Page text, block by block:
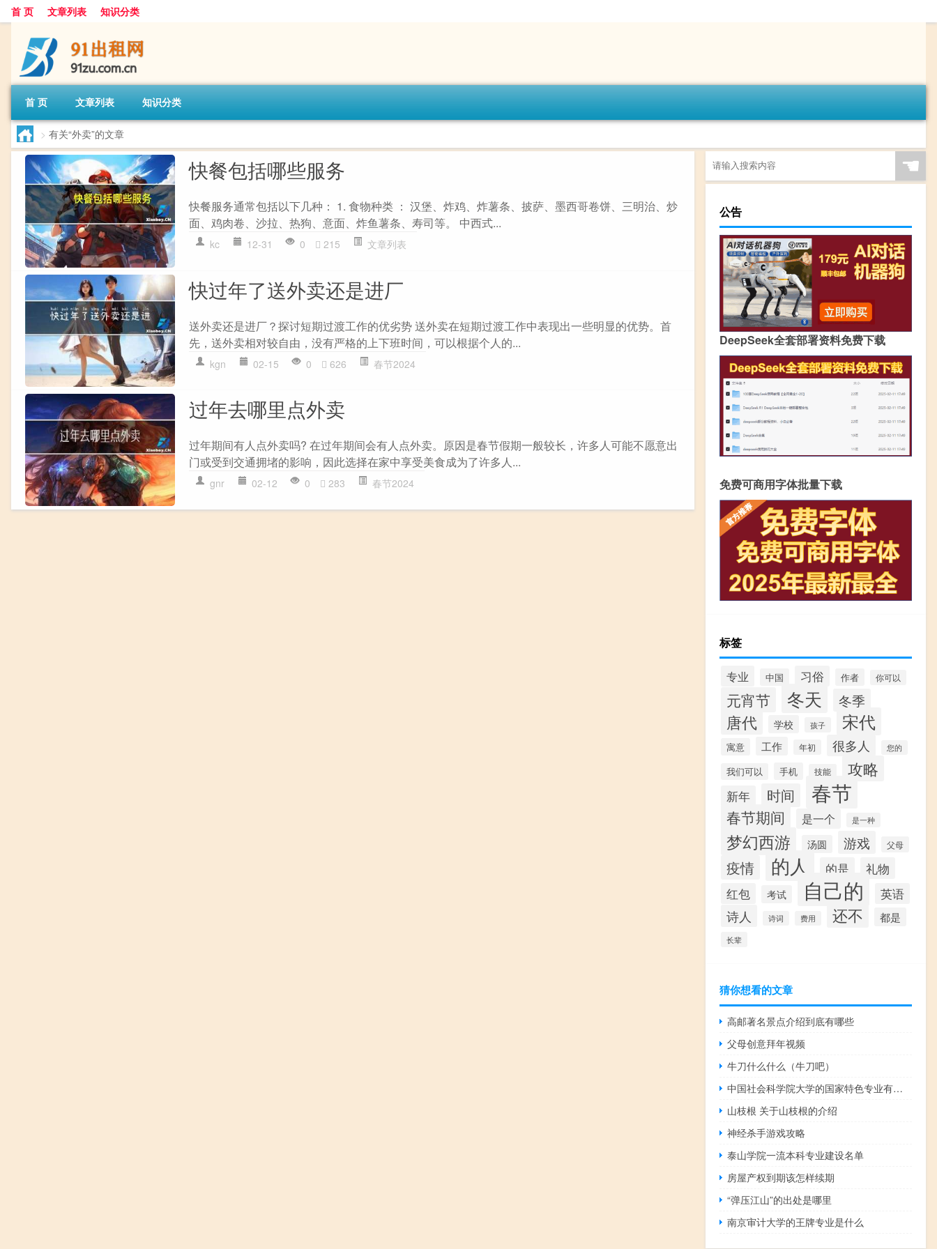
首 页 文章列表 知识分类
首 页 文章列表 知识分类
> 有关“外卖”的文章
快餐包括哪些服务
快餐服务通常包括以下几种： 1. 食物种类 ： 汉堡、炸鸡、炸薯条、披萨、墨西哥卷饼、三明治、炒
面、鸡肉卷、沙拉、热狗、意面、炸鱼薯条、寿司等。 中西式...
kc 12-31 0 215 文章列表
快过年了送外卖还是进厂
送外卖还是进厂？探讨短期过渡工作的优劣势 送外卖在短期过渡工作中表现出一些明显的优势。首
先，送外卖相对较自由，没有严格的上下班时间，可以根据个人的...
kgn 02-15 0 626 春节2024
过年去哪里点外卖
过年期间有人点外卖吗? 在过年期间会有人点外卖。原因是春节假期一般较长，许多人可能不愿意出
门或受到交通拥堵的影响，因此选择在家中享受美食成为了许多人...
gnr 02-12 0 283 春节2024
☚
公告
DeepSeek全套部署资料免费下载
免费可商用字体批量下载
标签
专业 中国 习俗 作者 你可以
元宵节 冬天 冬季
唐代 学校 孩子 宋代
寓意 工作 年初 很多人 您的
我们可以 手机 技能 攻略
新年 时间 春节
春节期间 是一个 是一种
梦幻西游 汤圆 游戏 父母
疫情 的人 的是 礼物
红包 考试 自己的 英语
诗人 诗词 费用 还不 都是
长辈
猜你想看的文章
高邮著名景点介绍到底有哪些
父母创意拜年视频
牛刀什么什么（牛刀吧）
中国社会科学院大学的国家特色专业有哪些
山枝根 关于山枝根的介绍
神经杀手游戏攻略
泰山学院一流本科专业建设名单
房屋产权到期该怎样续期
“弹压江山”的出处是哪里
南京审计大学的王牌专业是什么